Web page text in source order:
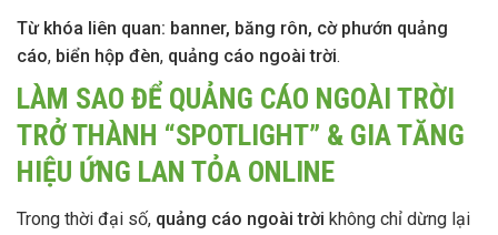
Từ khóa liên quan: banner, băng rôn, cờ phướn quảng
cáo, biển hộp đèn, quảng cáo ngoài trời.
LÀM SAO ĐỂ QUẢNG CÁO NGOÀI TRỜI
TRỞ THÀNH “SPOTLIGHT” & GIA TĂNG
HIỆU ỨNG LAN TỎA ONLINE
Trong thời đại số, quảng cáo ngoài trời không chỉ dừng lại